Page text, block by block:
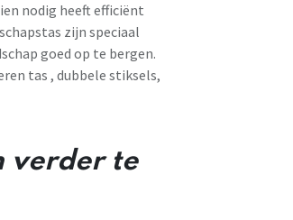
nodig heeft efficiënt
zijn speciaal
goed op te bergen.
tas , dubbele stiksels,
verder te